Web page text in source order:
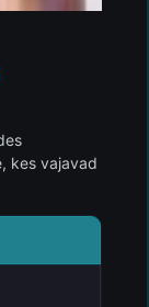
kes vajavad